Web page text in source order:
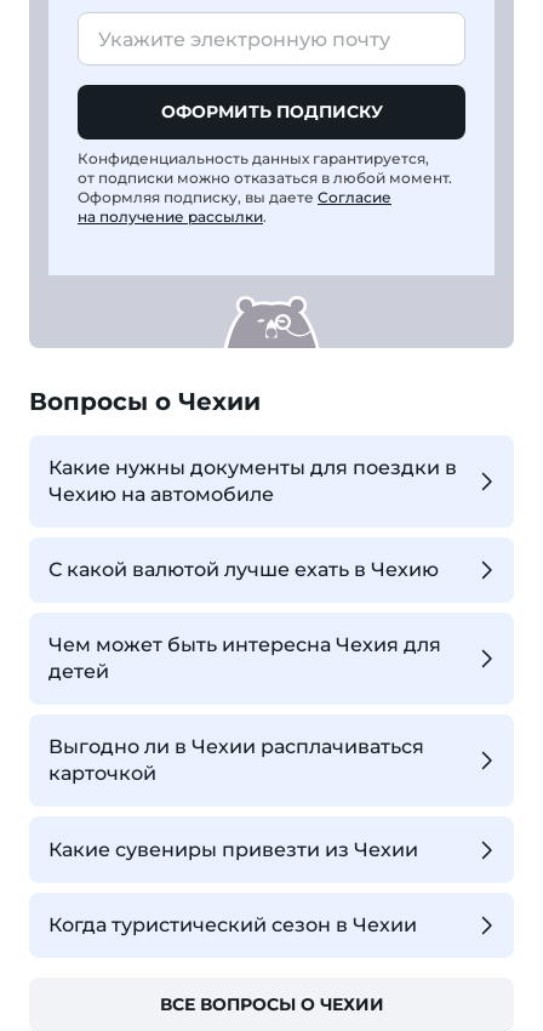
ОФОРМИТЬ ПОДПИСКУ
Конфиденциальность данных гарантируется,
от подписки можно отказаться в любой момент.
Оформляя подписку, вы даете Согласие
на получение рассылки.
Вопросы о Чехии
Какие нужны документы для поездки в
Чехию на автомобиле
С какой валютой лучше ехать в Чехию
Чем может быть интересна Чехия для
детей
Выгодно ли в Чехии расплачиваться
карточкой
Какие сувениры привезти из Чехии
Когда туристический сезон в Чехии
ВСЕ ВОПРОСЫ О ЧЕХИИ